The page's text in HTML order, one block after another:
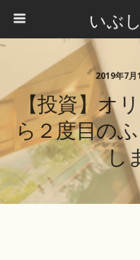
いぶ
2019年7月
【投資】オ
ら２度目の
し